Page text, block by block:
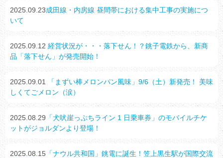
2025.09.23成田線・内房線 昼間帯における集中工事の実施につ
いて
2025.09.12 経営状況が・・・落下せん！？銚子電鉄から、新商
品「落下せん」が発売開始！
2025.09.01
「まずい棒メロンパン風味」9/6（土）新発売！ 美味
しくてごメロン（涙）
2025.08.29 「犬吠崖っぷちライン 1 日乗車券」のモバイルチケ
ットがジョルダンより登場！
2025.08.15 「ナウル共和国」銚電に誕生！笠上黒生駅が国際交流